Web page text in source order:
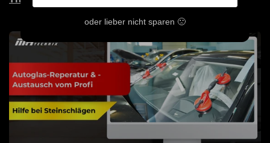
oder lieber nicht sparen 🙁